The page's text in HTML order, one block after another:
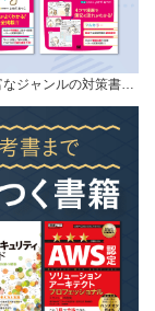
なジャンルの対策書…